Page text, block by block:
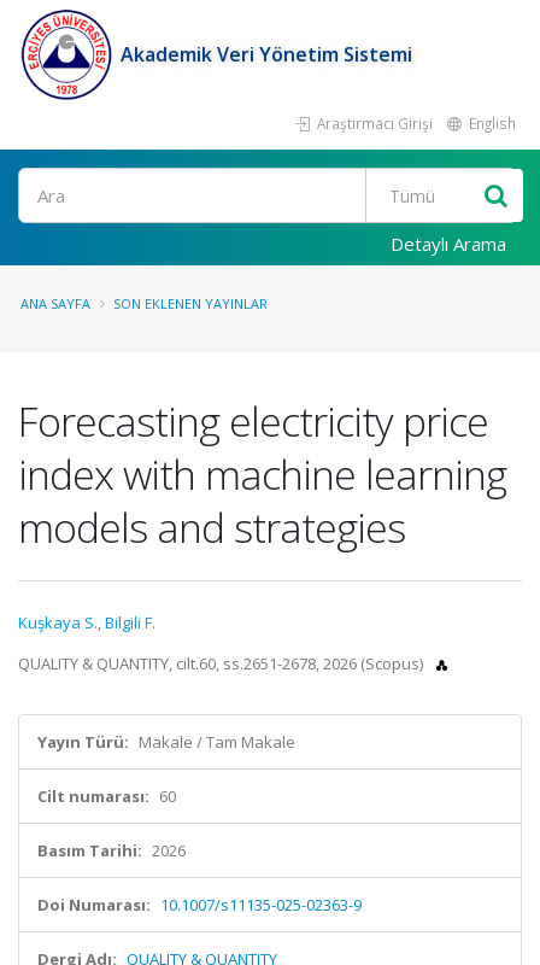
Akademik Veri Yönetim Sistemi
Araştırmacı Girişi English
Ara
Detaylı Arama
ANA SAYFA SON EKLENEN YAYINLAR
Forecasting electricity price
index with machine learning
models and strategies
Kuşkaya S.,Bilgili F.
QUALITY & QUANTITY, cilt.60, ss.2651-2678, 2026 (Scopus)
Yayın Türü: Makale / Tam Makale
Cilt numarası: 60
Basım Tarihi: 2026
Doi Numarası: 10.1007/s11135-025-02363-9
Dergi Adı: QUALITY & QUANTITY